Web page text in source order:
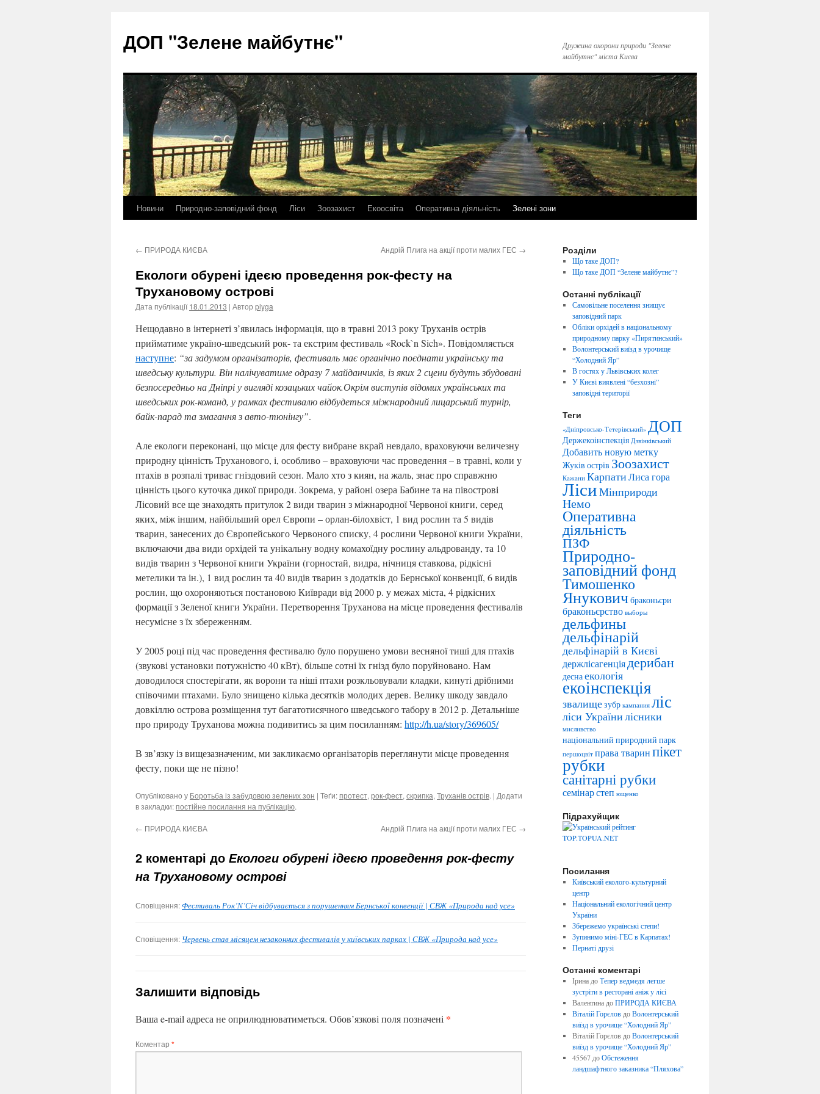
ДОП "Зелене майбутнє"
Дружина охорони природи "Зелене
майбутнє" міста Києва
Перейти
контенту
Новини Природно-заповідний фонд Ліси Зоозахист Екоосвіта Оперативна діяльність Зелені зони
← ПРИРОДА КИЄВА Андрій Плига на акції проти малих ГЕС →
Екологи обурені ідеєю проведення рок-фесту на
Трухановому острові
Дата публікації 18.01.2013 | Автор plyga
Нещодавно в інтернеті з’явилась інформація, що в травні 2013 року Труханів острів
прийматиме україно-шведський рок- та екстрим фестиваль «Rock`n Sich». Повідомляється
наступне: “за задумом організаторів, фестиваль має органічно поєднати українську та
шведську культури. Він налічуватиме одразу 7 майданчиків, із яких 2 сцени будуть збудовані
безпосередньо на Дніпрі у вигляді козацьких чайок.Окрім виступів відомих українських та
шведських рок-команд, у рамках фестивалю відбудеться міжнародний лицарський турнір,
байк-парад та змагання з авто-тюнінгу”.
Але екологи переконані, що місце для фесту вибране вкрай невдало, враховуючи величезну
природну цінність Труханового, і, особливо – враховуючи час проведення – в травні, коли у
птахів в розпалі триває гніздовий сезон. Мало хто з киян, на жаль, знає про справжню
цінність цього куточка дикої природи. Зокрема, у районі озера Бабине та на півострові
Лісовий все ще знаходять притулок 2 види тварин з міжнародної Червоної книги, серед
яких, між іншим, найбільший орел Європи – орлан-білохвіст, 1 вид рослин та 5 видів
тварин, занесених до Європейського Червоного списку, 4 рослини Червоної книги України,
включаючи два види орхідей та унікальну водну комахоїдну рослину альдрованду, та 10
видів тварин з Червоної книги України (горностай, видра, нічниця ставкова, рідкісні
метелики та ін.), 1 вид рослин та 40 видів тварин з додатків до Бернської конвенції, 6 видів
рослин, що охороняються постановою Київради від 2000 р. у межах міста, 4 рідкісних
формації з Зеленої книги України. Перетворення Труханова на місце проведення фестивалів
несумісне з їх збереженням.
У 2005 році під час проведення фестивалю було порушено умови весняної тиші для птахів
(звукові установки потужністю 40 кВт), більше сотні їх гнізд було поруйновано. Нам
доводилося спостерігати, як ворони та ніші птахи розкльовували кладки, кинуті дрібними
співочими птахами. Було знищено кілька десятків молодих дерев. Велику шкоду завдало
довкіллю острова розміщення тут багатотисячного шведського табору в 2012 р. Детальніше
про природу Труханова можна подивитись за цим посиланням: http://h.ua/story/369605/
В зв’язку із вищезазначеним, ми закликаємо організаторів переглянути місце проведення
фесту, поки ще не пізно!
Опубліковано у Боротьба із забудовою зелених зон | Теґи:протест, рок-фест, скрипка, Труханів острів. | Додати
в закладки:постійне посилання на публікацію.
← ПРИРОДА КИЄВА Андрій Плига на акції проти малих ГЕС →
2 коментарі до Екологи обурені ідеєю проведення рок-фесту
на Трухановому острові
Сповіщення:Фестиваль Рок’N’Січ відбувається з порушенням Бернської конвенції | СВЖ «Природа над усе»
Сповіщення: Червень став місяцем незаконних фестивалів у київських парках | СВЖ «Природа над усе»
Залишити відповідь
Ваша e-mail адреса не оприлюднюватиметься. Обов’язкові поля позначені *
Коментар *
Розділи
Що таке ДОП?
Що таке ДОП “Зелене майбутнє”?
Останні публікації
Самовільне поселення знищує
заповідний парк
Обліки орхідей в національному
природному парку «Пирятинський»
Волонтерський виїзд в урочище
“Холодний Яр”
В гостях у Львівських колег
У Києві виявлені “безхозні”
заповідні території
Теги
«Дніпровсько-Тетерівський» ДОП
Держекоінспекція Дзвінківський
Добавить новую метку
Жуків острів Зоозахист
Кажани КарпатиЛиса гора
ЛісиМінприроди
Немо
Оперативна
діяльність
ПЗФ
Природно-
заповідний фонд
Тимошенко
Януковичбраконьєри
браконьєрство выборы
дельфины
дельфінарій
дельфінарій в Києві
держлісагенціядерибан
деснаекологія
екоінспекція
звалищезубр кампания ліс
ліси Українилісники
мисливство
національний природний парк
першоцвіт права тваринпікет
рубки
санітарні рубки
семінарстеп ющенко
Підрахуйщик
Посилання
Київський еколого-культурний
центр
Національний екологічний центр
України
Збережемо українські степи!
Зупинимо міні-ГЕС в Карпатах!
Пернаті друзі
Останні коментарі
ІринадоТепер ведмедя легше
зустріти в ресторані аніж у лісі
ВалентинадоПРИРОДА КИЄВА
Віталій ГорєловдоВолонтерський
виїзд в урочище “Холодний Яр”
Віталій ГорєловдоВолонтерський
виїзд в урочище “Холодний Яр”
45567доОбстеження
ландшафтного заказника “Пляхова”